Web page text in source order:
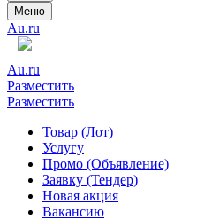
Меню
Au.ru
Au.ru
Разместить
Разместить
Товар (Лот)
Услугу
Промо (Объявление)
Заявку (Тендер)
Новая акция
Вакансию